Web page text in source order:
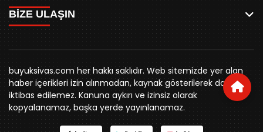
ANASAYFA
AKSU CANLI
MEYDAN CANLI
MEDRESELER CANLI
MERAKÜM CANLI
YUKARI TEKKE CANLI
KURUMSAL KİMLİK
REKLAM FİYATLARI
BİZE ULAŞIN
KÜNYE
WHATSAPP
SPOR
SİYASET
BELEDİYE
SİVAS VALİLİĞİ
ÜNİVERSİTE
KURUMLAR
STK
YORUM
BİZE ULAŞIN
0346 221 00 60
buyuksivashaber@gmail.com
Örtülüpınar Mah. İnönü Bulvarı Özkahya Apt. Kat:3 D:7
Sivas
buyuksivas.com her hakkı saklıdır. Web sitemizde yer alan
haber içerikleri izin alınmadan, kaynak gösterilerek dahi
iktibas edilemez. Kanuna aykırı ve izinsiz olarak
kopyalanamaz, başka yerde yayınlanamaz.